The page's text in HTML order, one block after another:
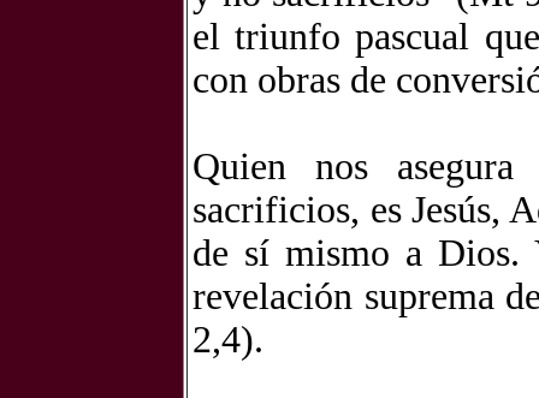
el triunfo pascual
con obras de
Quien nos
sacrificios, es Jesús,
de sí mismo a Dios.
revelación suprema
2,4).